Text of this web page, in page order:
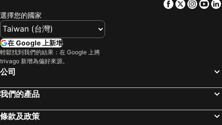
Matsuyama Station
湯田溫泉
福知山溫泉
丹後溫泉
湯郷溫泉
金比羅溫泉郷
Hiroshima Industrial Hall
JR Nishinihon Miyajima Ferry
Shin-Kurashiki Station
Facebook
Twitter
選擇您的國家
在 Google 上新增
輕鬆找到我們的結果：在 Google 上將
trivago 新增為偏好來源。
公司
我們的產品
條款及政策